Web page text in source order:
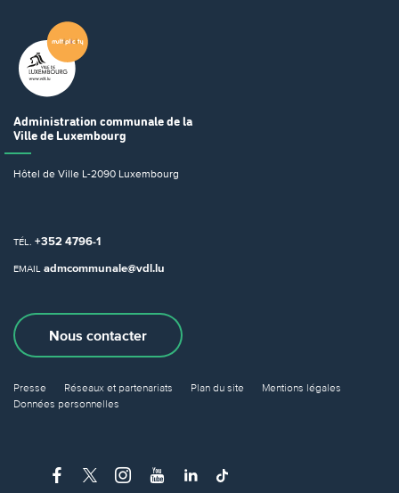
Administration communale de la
Ville de Luxembourg
Hôtel de Ville L-2090 Luxembourg
TÉL. +352 4796-1
EMAIL admcommunale@vdl.lu
Nous contacter
Presse Réseaux et partenariats Plan du site
Mentions légales
Données personnelles